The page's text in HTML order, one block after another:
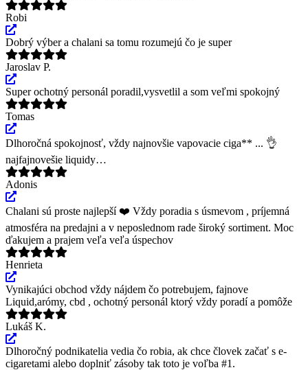
Robi
Dobrý výber a chalani sa tomu rozumejú čo je super
Jaroslav P.
Super ochotný personál poradil,vysvetlil a som veľmi spokojný
Tomas
Dlhoročná spokojnosť, vždy najnovšie vapovacie ciga** ... 👌
najfajnovešie liquidy…
Adonis
Chalani sú proste najlepší ❤️ Vždy poradia s úsmevom , príjemná
atmosféra na predajni a v neposlednom rade široký sortiment. Moc
ďakujem a prajem veľa veľa úspechov
Henrieta
Vynikajúci obchod vždy nájdem čo potrebujem, fajnove
Liquid,arómy, cbd , ochotný personál ktorý vždy poradí a pomôže
Lukáš K.
Dlhoročný podnikatelia vedia čo robia, ak chce človek začať s e-
cigaretami alebo doplniť zásoby tak toto je voľba #1.